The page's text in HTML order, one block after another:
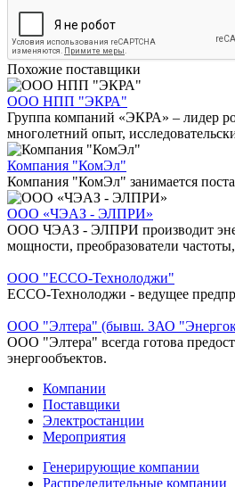
Похожие поставщики
ООО НПП "ЭКРА"
Группа компаний «ЭКРА» – лидер
многолетний опыт,
Компания "КомЭл"
Компания "КомЭл" занимается
ООО «ЧЭАЗ - ЭЛПРИ»
ООО ЧЭАЗ - ЭЛПРИ производит
мощности, преобразователи
ООО "ЕCCО-Технолоджи"
ЕССО-Технолоджи - ведущее
ООО "Элтера" (бывш. ЗАО
ООО "Элтера" всегда готова
энергообъектов.
Компании
Поставщики
Электростанции
Мероприятия
Генерирующие компании
Распределительные компании